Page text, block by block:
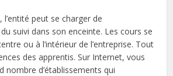
peut se charger de
suivi dans son enceinte. Les cours se
ou à l’intérieur de l’entreprise. Tout
des apprentis. Sur Internet, vous
nombre d’établissements qui